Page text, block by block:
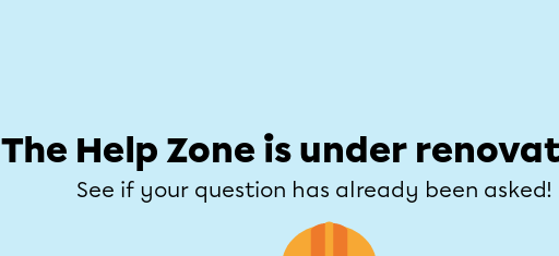
The Help Zone is under
See if your question has already been asked!